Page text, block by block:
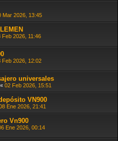
Mar 2026, 13:45
Feb 2026, 11:46
Feb 2026, 12:02
universales
« 02 Feb 2026, 15:51
VN900
Ene 2026, 21:41
Vn900
Ene 2026, 00:14